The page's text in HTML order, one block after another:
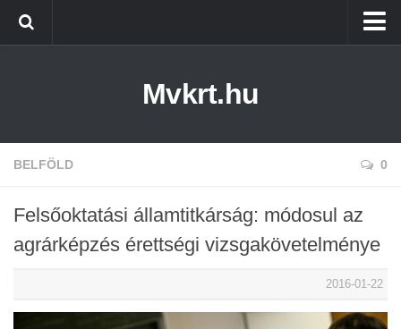
Tiszaújváros
Kazincbarcika
Belföld
Mvkrt.hu
BELFÖLD 0
Felsőoktatási államtitkárság: módosul az
agrárképzés érettségi vizsgakövetelménye
2016-01-22